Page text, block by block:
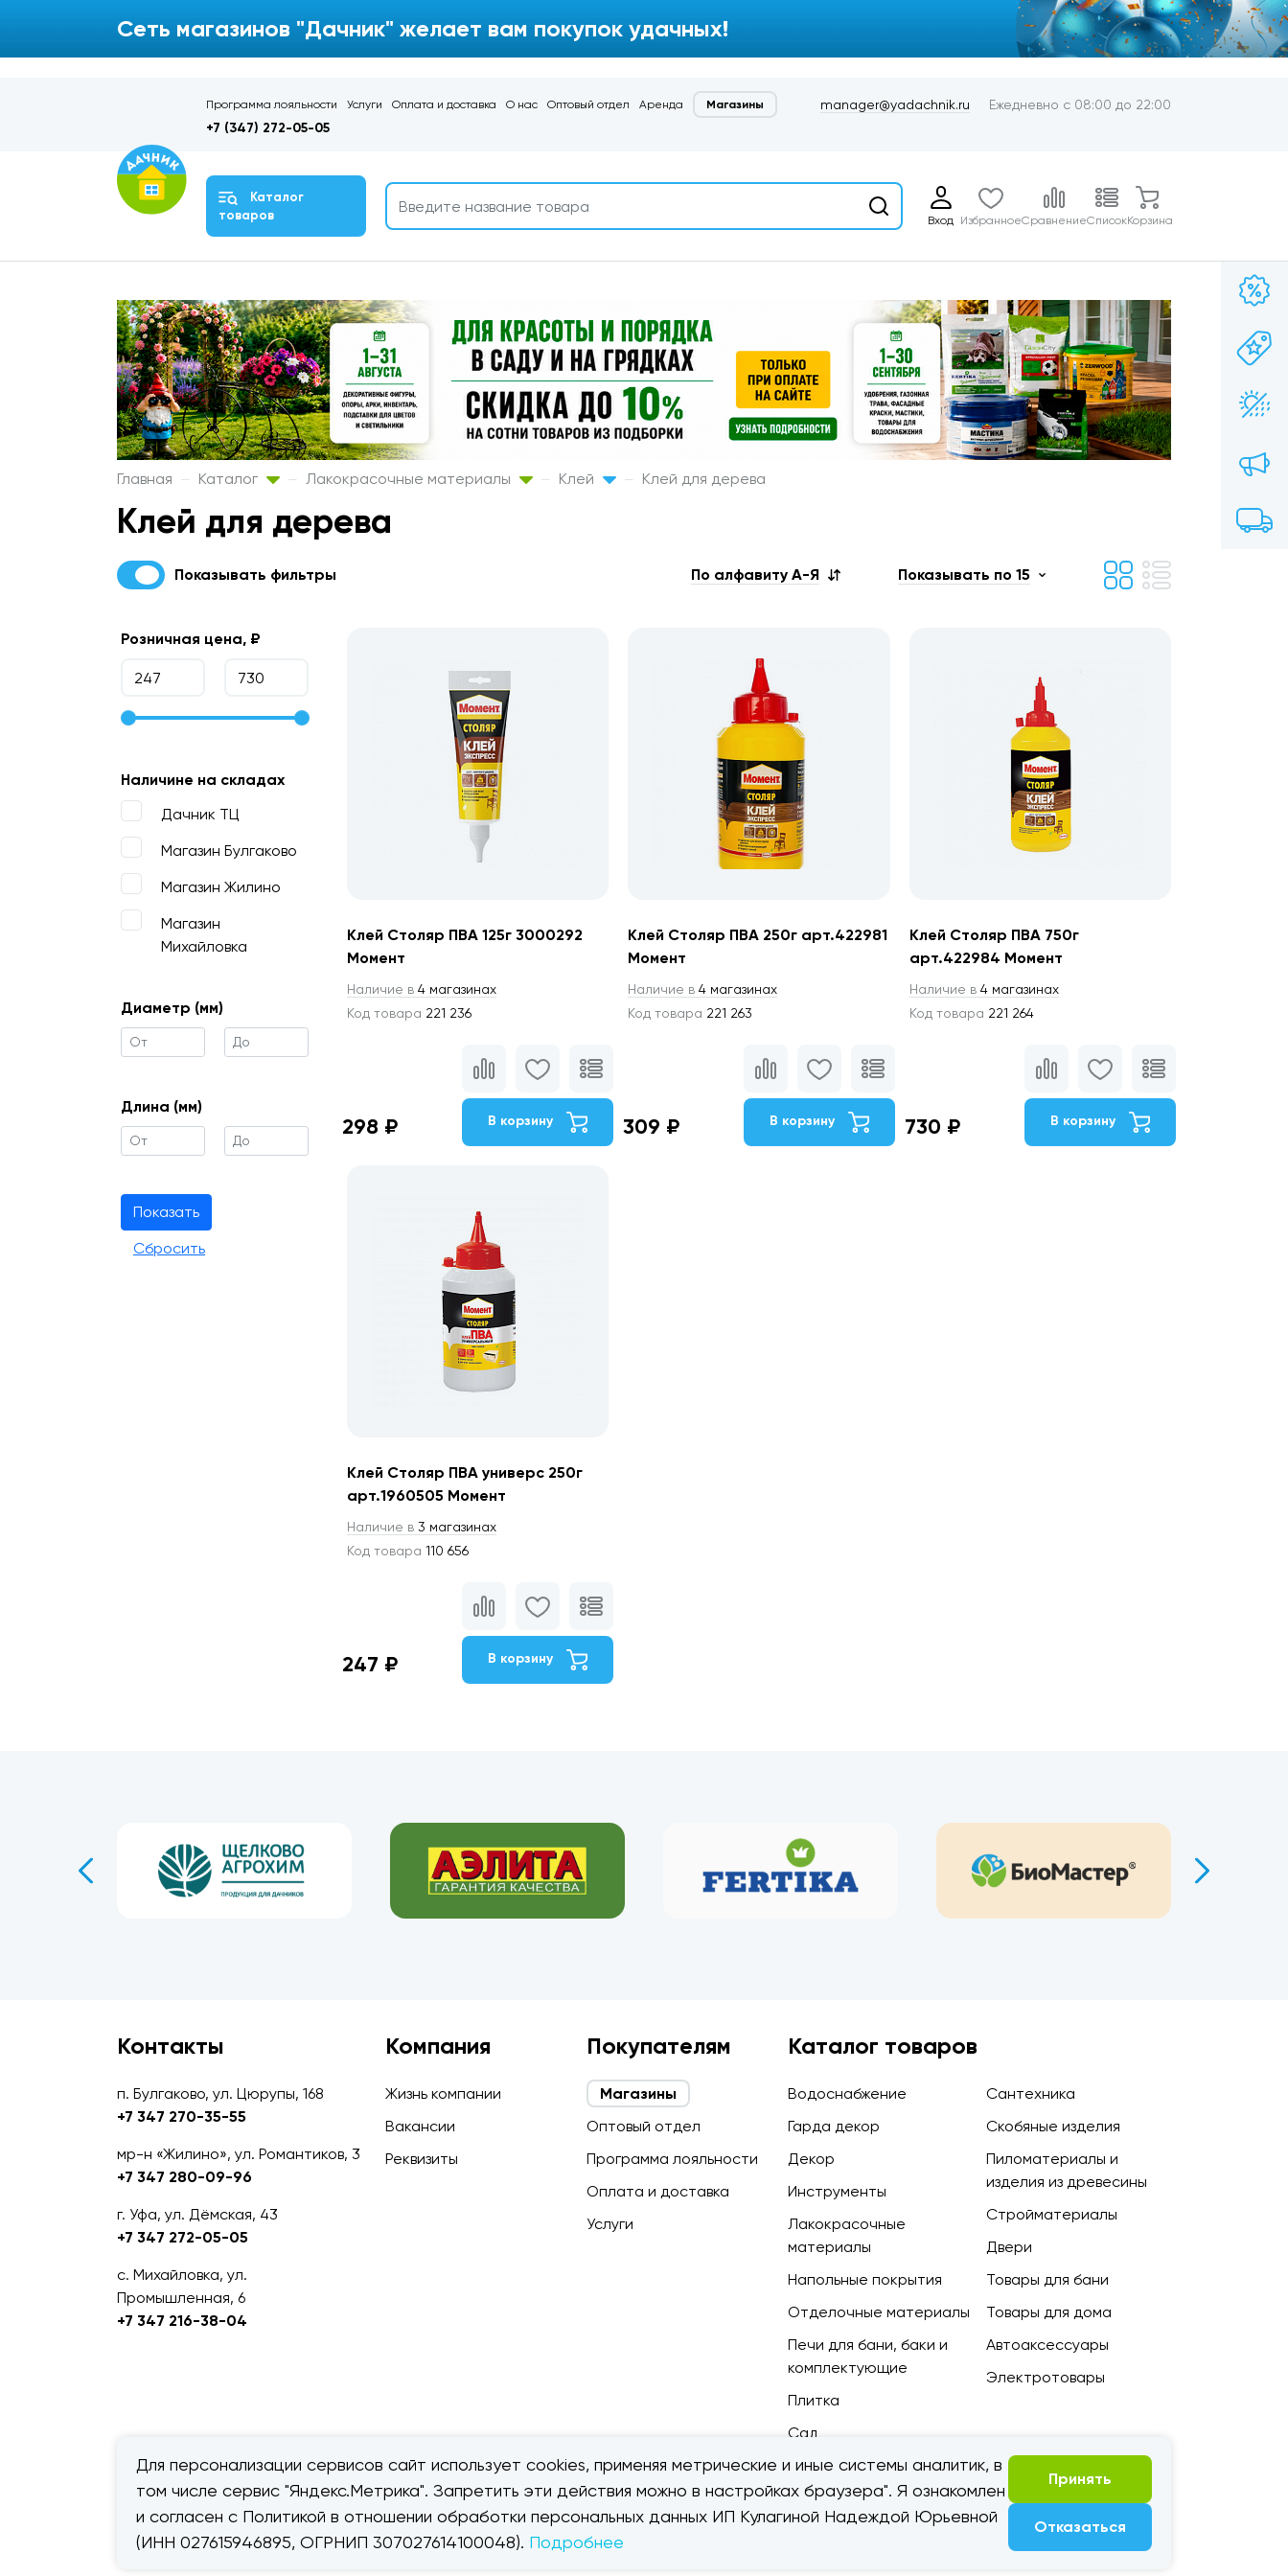
Для персонализации сервисов сайт использует cookies, применяя метрические и иные системы аналитик, в
том числе сервис "Яндекс.Метрика". Запретить эти действия можно в настройках браузера". Я ознакомлен
и согласен с Политикой в отношении обработки персональных данных ИП Кулагиной Надеждой Юрьевной
(ИНН 027615946895, ОГРНИП 307027614100048). Подробнее
Принять
Отказаться
Сеть магазинов "Дачник" желает вам покупок удачных!
Программа лояльности Услуги Оплата и доставка О нас Оптовый отдел Аренда Магазины manager@yadachnik.ru Ежедневно с 08:00 до 22:00
+7 (347) 272-05-05
Каталог
товаров
Вход ИзбранноеСравнениеСписокКорзина
Главная Каталог Лакокрасочные материалы Клей Клей для дерева
Клей для дерева
Показывать фильтры По алфавиту А-Я Показывать по 15
Розничная цена, ₽
Наличине на складах
Дачник ТЦ
Магазин Булгаково
Магазин Жилино
Магазин
Михайловка
Диаметр (мм)
Длина (мм)
Клей Столяр ПВА 125г 3000292
Момент
Наличие в 4 магазинах
Код товара 221 236
298 ₽ В корзину
Клей Столяр ПВА 250г арт.422981
Момент
Наличие в 4 магазинах
Код товара 221 263
309 ₽ В корзину
Клей Столяр ПВА 750г
арт.422984 Момент
Наличие в4 магазинах
Код товара 221 264
730 ₽ В корзину
Клей Столяр ПВА универс 250г
арт.1960505 Момент
Наличие в 3 магазинах
Код товара 110 656
247 ₽ В корзину
Контакты
п. Булгаково, ул. Цюрупы, 168
+7 347 270-35-55
мр-н «Жилино», ул. Романтиков, 3
+7 347 280-09-96
г. Уфа, ул. Дёмская, 43
+7 347 272-05-05
с. Михайловка, ул.
Промышленная, 6
+7 347 216-38-04
Компания
Жизнь компании
Вакансии
Реквизиты
Покупателям
Магазины
Оптовый отдел
Программа лояльности
Оплата и доставка
Услуги
Каталог товаров
Водоснабжение
Гарда декор
Декор
Инструменты
Лакокрасочные
материалы
Напольные покрытия
Отделочные материалы
Печи для бани, баки и
комплектующие
Плитка
Сад
Сантехника
Скобяные изделия
Пиломатериалы и
изделия из древесины
Стройматериалы
Двери
Товары для бани
Товары для дома
Автоаксессуары
Электротовары
© 2026 — «Дачник».Правовая
информация